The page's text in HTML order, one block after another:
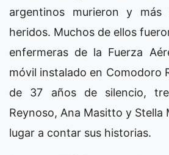
argentinos murieron y más
heridos. Muchos de ellos
enfermeras de la Fuerza
móvil instalado en Comodoro
de 37 años de silencio,
Reynoso, Ana Masitto y Stella
lugar a contar sus historias.